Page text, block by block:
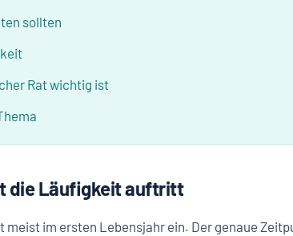
sollten
Rat wichtig ist
die Läufigkeit auftritt
im ersten Lebensjahr ein. Der genaue